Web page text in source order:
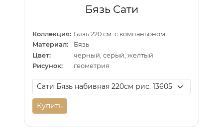
Бязь Сати
Коллекция: Бязь 220 см. с компаньоном
Материал:
Бязь
Цвет:
черный, серый, желтый
Рисунок:
геометрия
Купить